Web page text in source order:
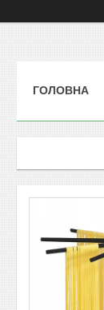
ГОЛОВНА